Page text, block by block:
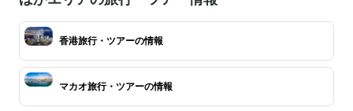
香港旅行・ツアーの情報
マカオ旅行・ツアーの情報